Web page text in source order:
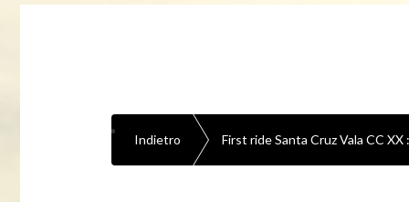
Indietro First ride Santa Cruz Vala CC